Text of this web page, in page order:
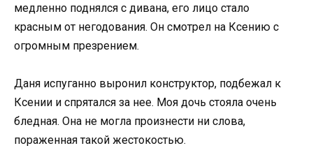
медленно поднялся с дивана, его лицо стало
красным от негодования. Он смотрел на Ксению с
огромным презрением.
Даня испуганно выронил конструктор, подбежал к
Ксении и спрятался за нее. Моя дочь стояла очень
бледная. Она не могла произнести ни слова,
пораженная такой жестокостью.